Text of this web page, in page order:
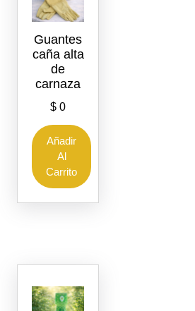
Guantes
caña alta
de
carnaza
$ 0
Añadir
Al
Carrito